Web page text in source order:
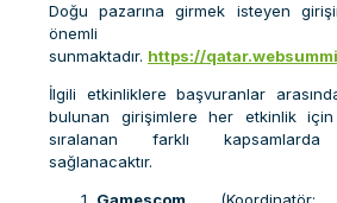
Doğu pazarına girmek isteyen
önemli
sunmaktadır. https://
İlgili etkinliklere başvuranlar
bulunan girişimlere her etkinlik için
sıralanan farklı
sağlanacaktır.